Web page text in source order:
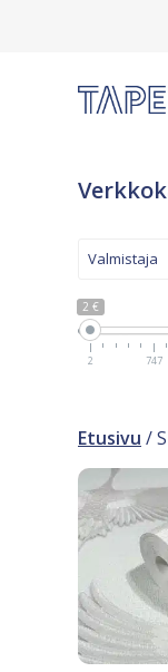
2 €
2 747
Valmistaja
Etusivu /